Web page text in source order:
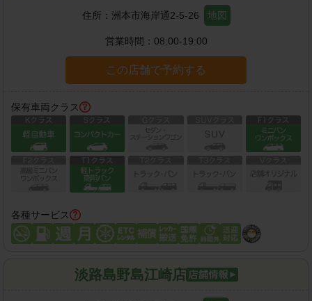
住所： 洲本市海岸通2-5-26 地図
営業時間： 08:00-19:00
この店舗で予約する
保有車両クラス
各種サービス
淡路島野島江崎店